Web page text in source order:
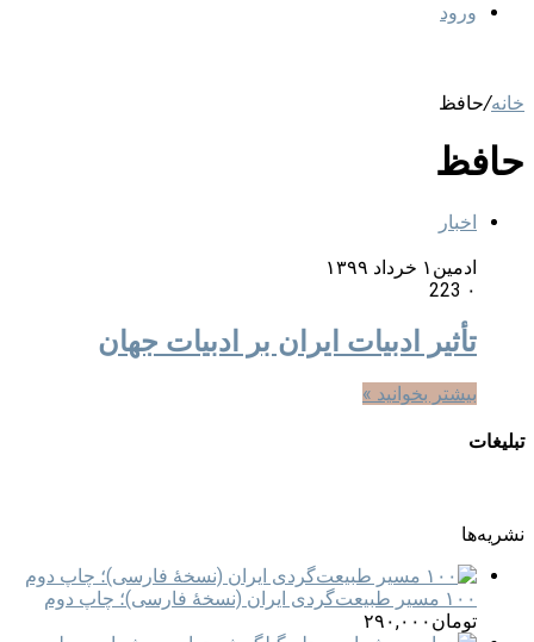
ورود
خانه/حافظ
حافظ
اخبار
ادمین ۱ خرداد ۱۳۹۹
۰
تأثیر ادبیات ایران بر ادبیات جهان
بیشتر بخوانید »
تبلیغات
نشریه‌ها
۱۰۰ مسیر طبیعت‌گردی ایران (نسخهٔ فارسی)؛ چاپ دوم
تومان ۲۹۰,۰۰۰